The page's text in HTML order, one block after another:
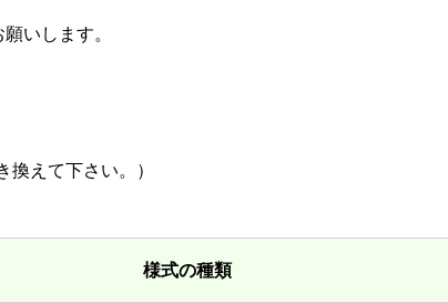
いします。
えて下さい。）
様式の種類